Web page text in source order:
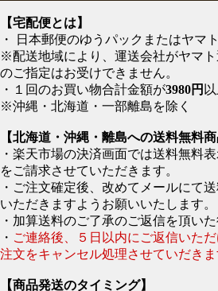
【宅配便とは】
・ 日本郵便のゆうパックまたはヤマ
※配送地域により、運送会社がヤマ
のご指定はお受けできません。
・１回のお買い物合計金額が3980円
※沖縄・北海道・一部離島を除く
【北海道・沖縄・離島への送料無料
・楽天市場の決済画面では送料無料
をご請求させていただきます。
・ご注文確定後、改めてメールにて
いただきますようお願いいたします。
・加算送料のご了承のご返信を頂い
・ ご連絡後、５日以内にご返信いた
注文をキャンセル処理させていだき
【商品発送のタイミング】